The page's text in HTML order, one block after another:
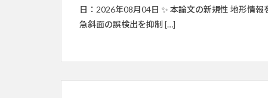
日：2026年08月04日 ✨ 本論文の新規性 地形情
急斜面の誤検出を抑制 […]